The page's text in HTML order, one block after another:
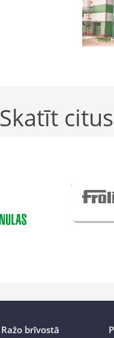
Skatīt
Ražo brīvostā